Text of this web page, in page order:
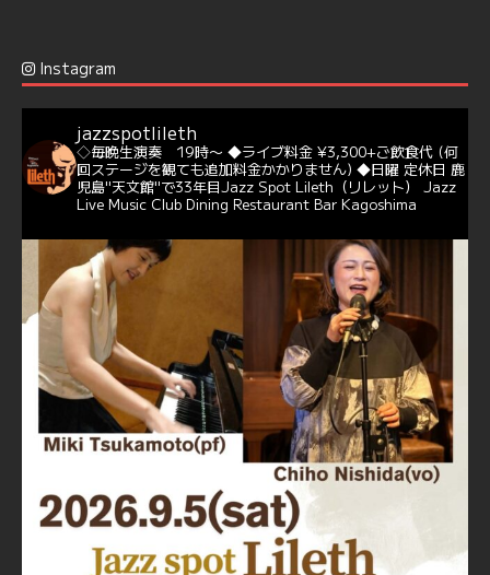
@delightful_gang
バー♪♬
当店での演奏シーンもご覧いただけます❣❣
#天文館ミリオネーション #ジャミラ #クリスマスソング
https://youtu.be/2lhypP4KWc4?si=CEbY-wEg5HDc_iEv
6 Twitter
Jazz Spot Lilet · 11 11月 2024
忘年会＆新年会 ご予約承り中❣❣
☆窓辺から天文館ミリオネーション
☆JAZZの生演奏を聴きながら♪
☆地産地消に拘ったフードメニュー
プラン内容はご予算とご要望に応じてアレンジ可能ですの
で、お気軽にお問い合せください
https://jazzspotlileth.com/recommend/8650
6 7 Twitter
Load More
Instagram
jazzspotlileth
◇毎晩生演奏 19時〜 ◆ライブ料金 ¥3,300+ご飲食代 (何
回ステージを観ても追加料金かかりません) ◆日曜 定休日 鹿
児島"天文館"で33年目Jazz Spot Lileth（リレット）
Jazz
Live Music Club Dining Restaurant Bar Kagoshima